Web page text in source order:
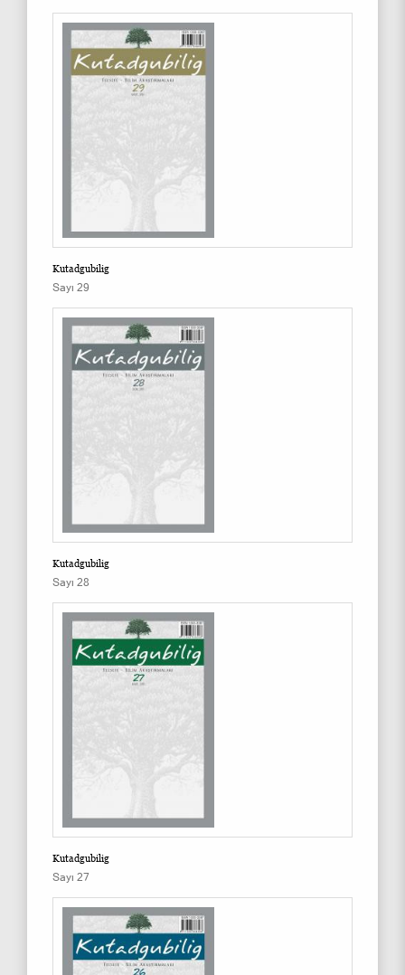
Kutadgubilig
Sayı 29
Kutadgubilig
Sayı 28
Kutadgubilig
Sayı 27